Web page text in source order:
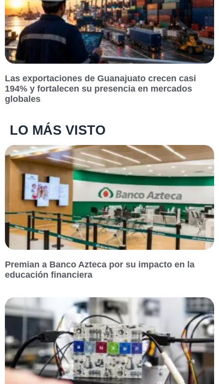
Las exportaciones de Guanajuato crecen casi
194% y fortalecen su presencia en mercados
globales
LO MÁS VISTO
Premian a Banco Azteca por su impacto en la
educación financiera